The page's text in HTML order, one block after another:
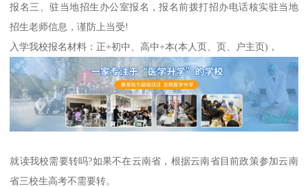
报名三、驻当地招生办公室报名，报名前拨打招办电话核实驻当地
招生老师信息，谨防上当受!
入学我校报名材料：正+初中、高中+本(本人页、页、户主页)，
就读我校需要转吗?如果不在云南省，根据云南省目前政策参加云南
省三校生高考不需要转。